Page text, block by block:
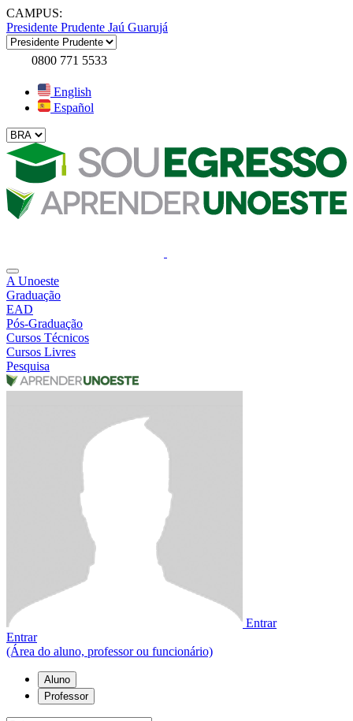
CAMPUS:
Presidente Prudente Jaú Guarujá
0800 771 5533
English
Español
A Unoeste
Graduação
EAD
Pós-Graduação
Cursos Técnicos
Cursos Livres
Pesquisa
Entrar
Entrar
(Área do aluno, professor ou funcionário)
Aluno
Professor